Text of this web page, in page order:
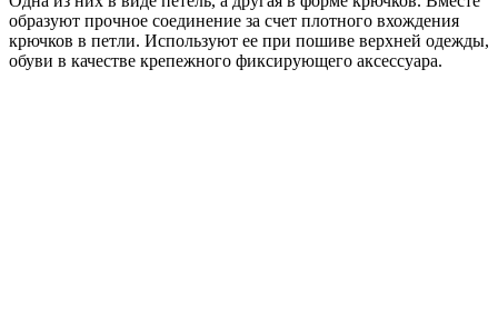
образуют прочное соединение за счет плотного вхождения
крючков в петли. Используют ее при пошиве верхней одежды,
обуви в качестве крепежного фиксирующего аксессуара.